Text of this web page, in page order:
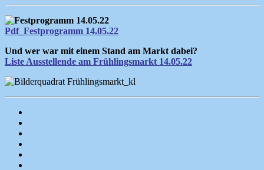
Pdf_Festprogramm 14.05.22
Und wer war mit einem Stand am Markt dabei?
Liste Ausstellende am Frühlingsmarkt 14.05.22